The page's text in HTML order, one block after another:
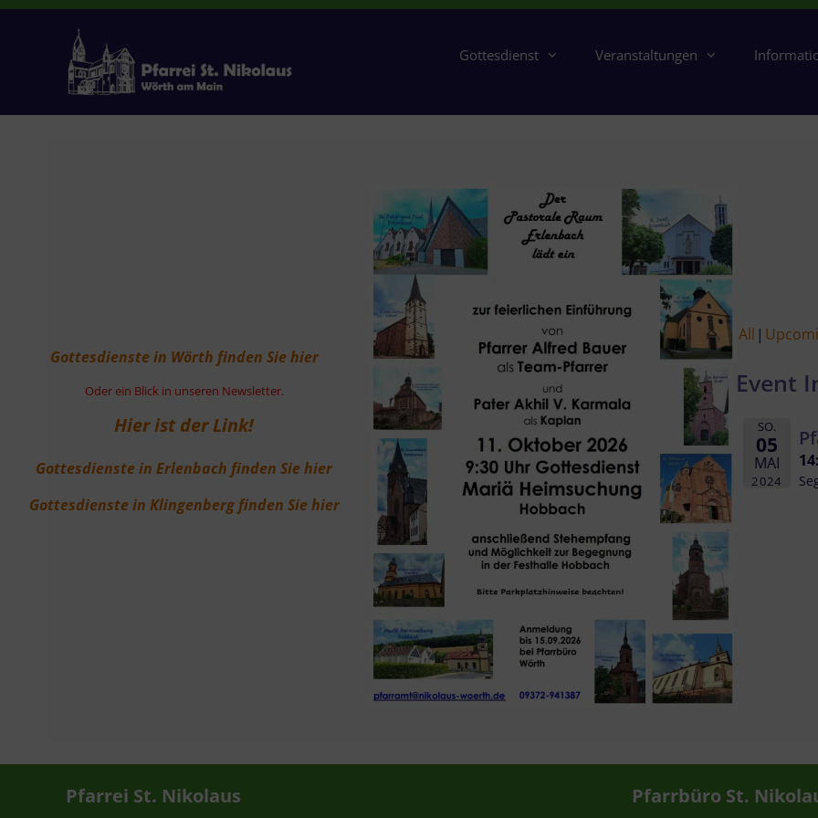
Zum
Gottesdienst Veranstaltungen
Gottesdienste in Wörth finden Sie hier
Oder ein Blick in unseren Newsletter.
Hier ist der Link!
Gottesdienste in Erlenbach finden Sie hier
Gottesdienste in Klingenberg finden Sie hier
All
Event
SO.
05
MAI
2024
Pfarrei St. Nikolaus Pfarrbüro St.